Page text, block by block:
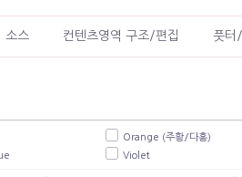
소스 컨텐츠영역 구조/편집 풋터
Orange (주황/다홍)
Violet